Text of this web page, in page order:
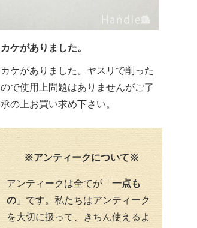
カケがありました。
カケがありました。ヤスリで削った
ので使用上問題はありませんがご了
承の上お買い求め下さい。
※アンティークについて※
アンティークは全てが「 一点も
の 」です。私たちはアンティーク
を大切に扱って、きちん使えるよ